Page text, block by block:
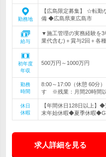
勤務地
【広島限定募集】 ☆転
備 ◆広島県東広島市
給与
▼施工管理の実務経験を3
業代含む)＋賞与2回＋各
初年度
年収
500万円～1000万円
勤務
時間
8:00～17:00（休憩 60分
す ※残業：月間20時間
休日
休暇
【年間休日128日以上
末年始休暇◆夏季休暇
求人詳細を見る